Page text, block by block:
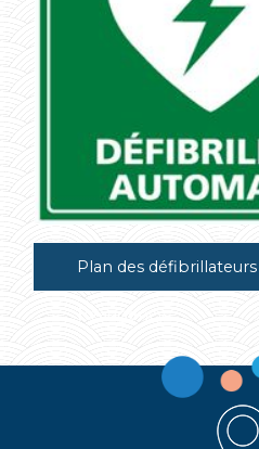
Plan des
Beaugency